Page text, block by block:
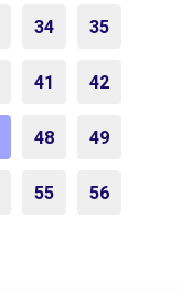
34 35
41 42
48 49
55 56